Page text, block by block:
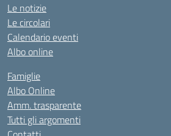
Le notizie
Le circolari
Calendario eventi
Albo online
Famiglie
Albo Online
Amm. trasparente
Tutti gli argomenti